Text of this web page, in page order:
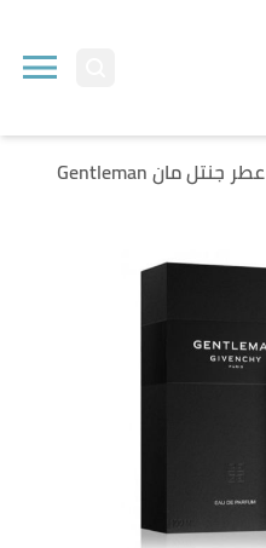
عطر جنتل مان Gentleman